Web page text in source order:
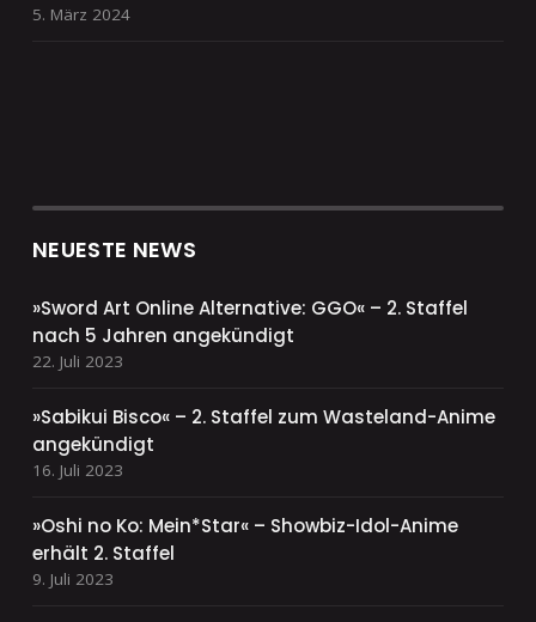
5. März 2024
NEUESTE NEWS
»Sword Art Online Alternative: GGO« – 2. Staffel
nach 5 Jahren angekündigt
22. Juli 2023
»Sabikui Bisco« – 2. Staffel zum Wasteland-Anime
angekündigt
16. Juli 2023
»Oshi no Ko: Mein*Star« – Showbiz-Idol-Anime
erhält 2. Staffel
9. Juli 2023